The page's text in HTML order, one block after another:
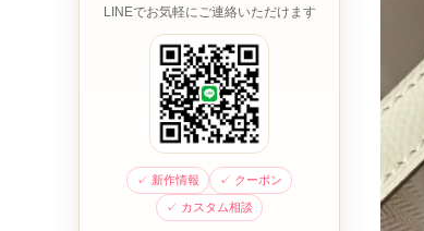
LINEでお気軽にご連絡いただけます
✓ 新作情報 ✓ クーポン
✓ カスタム相談